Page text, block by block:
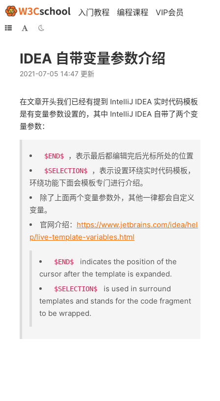
入门教程 编程课程 VIP会员
IDEA 自带变量参数介绍
2021-07-05 14:47 更新
在文章开头我们已经有提到 IntelliJ IDEA 实时代码模板
是有变量参数设置的，其中 IntelliJ IDEA 自带了两个变
量参数：
$END$ ​，表示最后都编辑完后光标所处的位置
$SELECTION$
​，表示设置环绕实时代码模板，
环绕功能下面会模板专门进行介绍。
除了上面两个变量参数外，其他一律都会自定义
变量。
官网介绍： https://www.jetbrains.com/idea/hel
p/live-template-variables.html
$END$
​ indicates the position of the
cursor after the template is expanded.
$SELECTION$
​ is used in surround
templates and stands for the code fragment
to be wrapped.